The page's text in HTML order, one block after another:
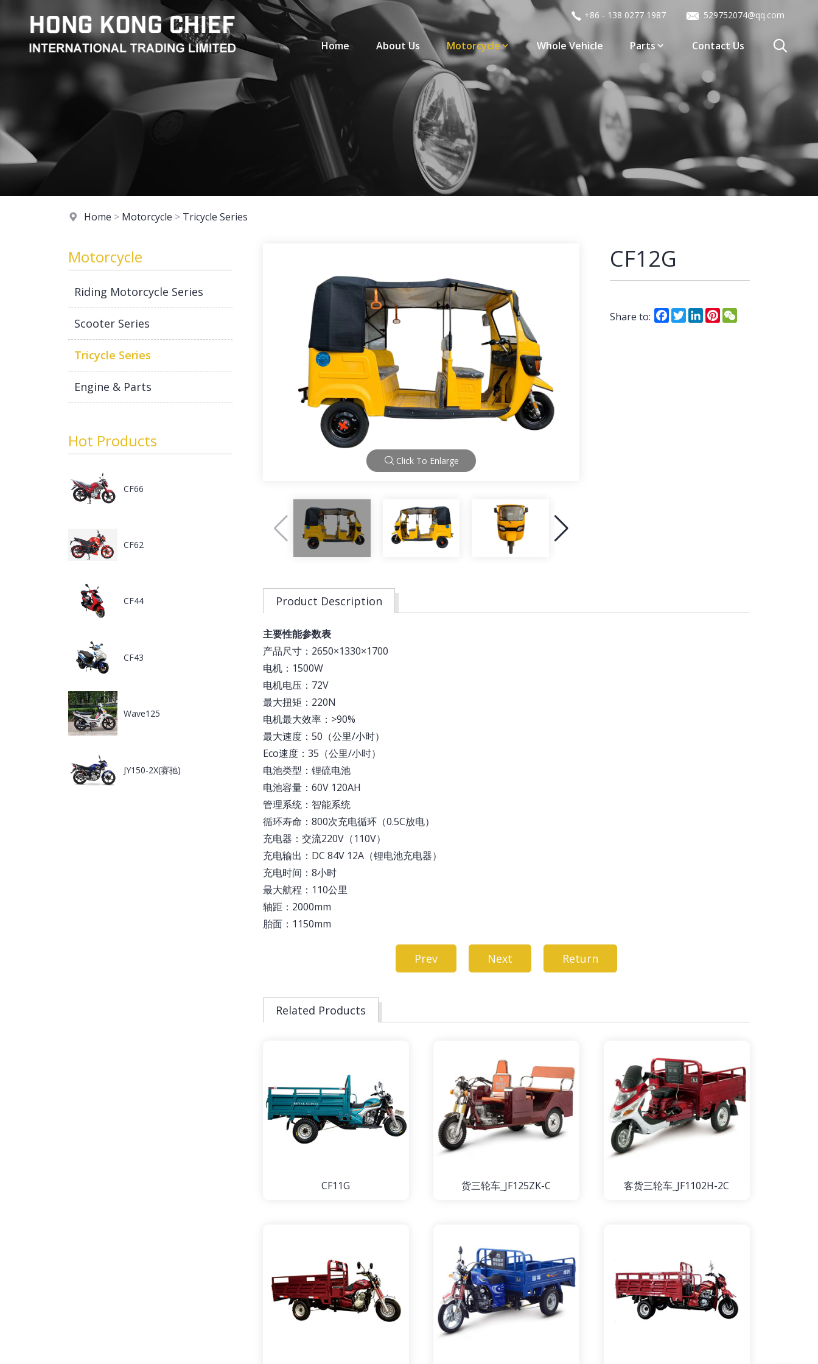
Home About Us Motorcycle Whole Vehicle Parts Contact Us
+86 - 138 0277 1987 529752074@qq.com
Home > Motorcycle > Tricycle Series
Motorcycle
Riding Motorcycle Series
Scooter Series
Tricycle Series
Engine & Parts
Hot Products
CF66
CF62
CF44
CF43
Wave125
JY150-2X(赛驰)
Click To Enlarge
CF12G
Share to: Facebook
TwitterLinkedInPinterest
Product Description
主要性能参数表
产品尺寸：2650×1330×1700
电机：1500W
电机电压：72V
最大扭矩：220N
电机最大效率：>90%
最大速度：50（公里/小时）
Eco速度：35（公里/小时）
电池类型：锂硫电池
电池容量：60V 120AH
管理系统：智能系统
循环寿命：800次充电循环（0.5C放电）
充电器：交流220V（110V）
充电输出：DC 84V 12A（锂电池充电器）
充电时间：8小时
最大航程：110公里
轴距：2000mm
胎面：1150mm
Prev Next Return
Related Products
CF11G 货三轮车_JF125ZK-C 客货三轮车_JF1102H-2C